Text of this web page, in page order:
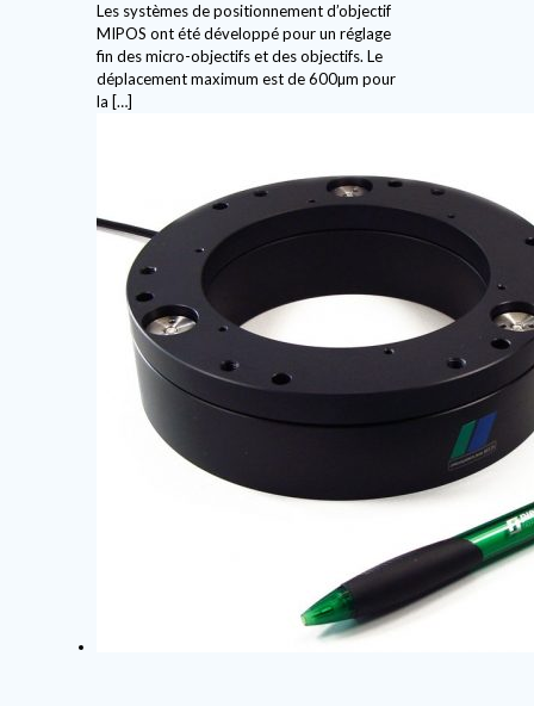
Les systèmes de positionnement d’objectif
MIPOS ont été développé pour un réglage
fin des micro-objectifs et des objectifs. Le
déplacement maximum est de 600µm pour
la […]